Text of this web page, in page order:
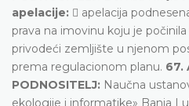
apelacije:  apelacija
prava na imovinu koju je
privodeći zemljište u njenom
prema regulacionom planu. 67.
PODNOSITELJ: Naučna
ekologije i informatike» Banja